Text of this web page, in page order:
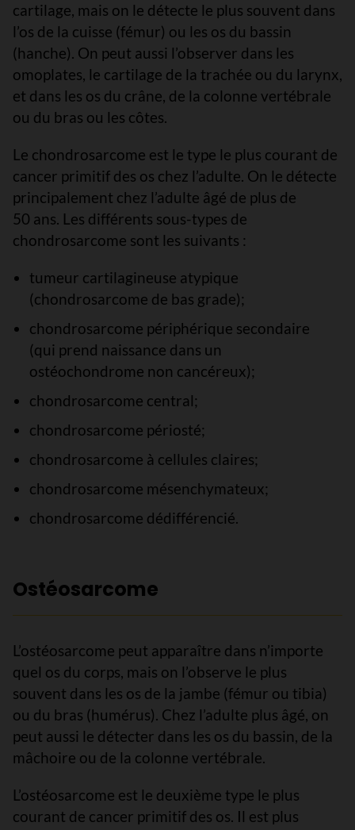
cartilage, mais on le détecte le plus souvent dans
l’os de la cuisse (fémur) ou les os du bassin
(hanche). On peut aussi l’observer dans les
omoplates, le cartilage de la trachée ou du larynx,
et dans les os du crâne, de la colonne vertébrale
ou du bras ou les côtes.
Le chondrosarcome est le type le plus courant de
cancer primitif des os chez l’adulte. On le détecte
principalement chez l’adulte âgé de plus de
50 ans. Les différents sous-types de
chondrosarcome sont les suivants :
tumeur cartilagineuse atypique
(chondrosarcome de bas grade);
chondrosarcome périphérique secondaire
(qui prend naissance dans un
ostéochondrome non cancéreux);
chondrosarcome central;
chondrosarcome périosté;
chondrosarcome à cellules claires;
chondrosarcome mésenchymateux;
chondrosarcome dédifférencié.
Ostéosarcome
L’ostéosarcome peut apparaître dans n’importe
quel os du corps, mais on l’observe le plus
souvent dans les os de la jambe (fémur ou tibia)
ou du bras (humérus). Chez l’adulte plus âgé, on
peut aussi le détecter dans les os du bassin, de la
mâchoire ou de la colonne vertébrale.
L’ostéosarcome est le deuxième type le plus
courant de cancer primitif des os. Il est plus